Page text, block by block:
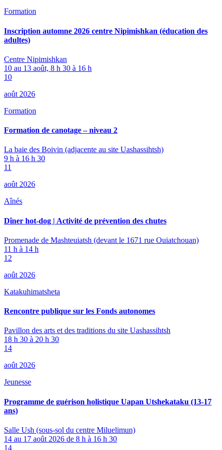
Formation
Inscription automne 2026 centre Nipimishkan (éducation des
adultes)
Centre Nipimishkan
10 au 13 août, 8 h 30 à 16 h
10
août 2026
Formation
Formation de canotage – niveau 2
La baie des Boivin (adjacente au site Uashassihtsh)
9 h à 16 h 30
11
août 2026
Aînés
Dîner hot-dog | Activité de prévention des chutes
Promenade de Mashteuiatsh (devant le 1671 rue Ouiatchouan)
11 h à 14 h
12
août 2026
Katakuhimatsheta
Rencontre publique sur les Fonds autonomes
Pavillon des arts et des traditions du site Uashassihtsh
18 h 30 à 20 h 30
14
août 2026
Jeunesse
Programme de guérison holistique Uapan Utshekataku (13-17
ans)
Salle Ush (sous-sol du centre Miluelimun)
14 au 17 août 2026 de 8 h à 16 h 30
14